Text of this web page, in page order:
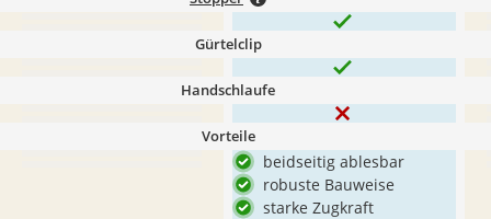
Gürtelclip
Handschlaufe
Vorteile
beidseitig ablesbar
robuste Bauweise
starke Zugkraft